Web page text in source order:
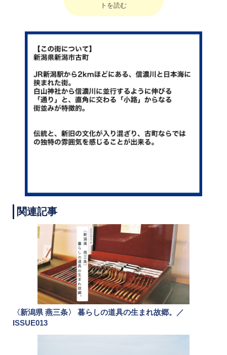
トを読む
関連記事
〈新潟県 燕三条〉 暮らしの道具の生まれ故郷。／
ISSUE013